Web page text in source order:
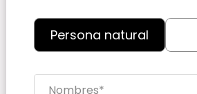
Persona natural